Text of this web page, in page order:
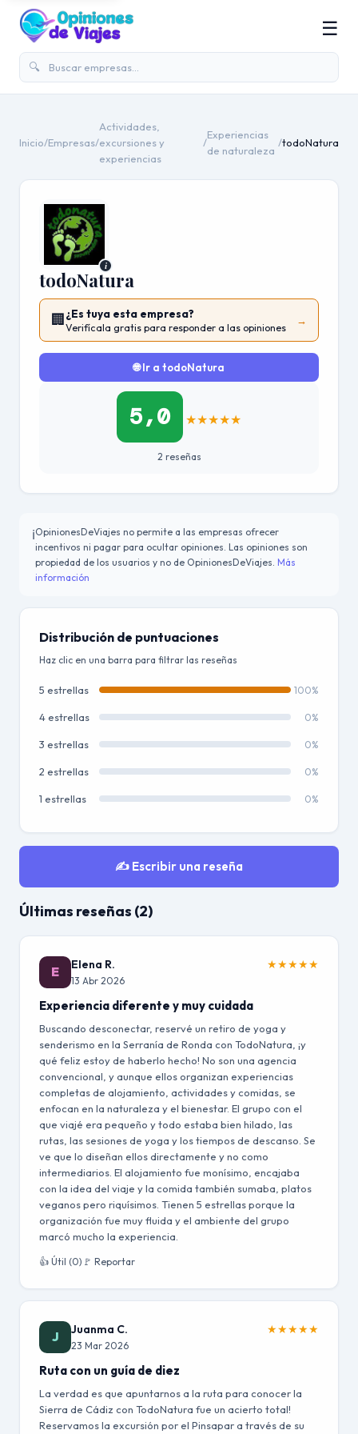
🔍
☰
Inicio/Empresas/
Actividades,
excursiones y
experiencias
/
Experiencias
de naturaleza
/todoNatura
i
todoNatura
🏢¿Es tuya esta empresa?
Verifícala gratis para responder a las opiniones
→
🌐 Ir a todoNatura
5,0 ★★★★★
2 reseñas
ℹ️OpinionesDeViajes no permite a las empresas ofrecer
incentivos ni pagar para ocultar opiniones. Las opiniones son
propiedad de los usuarios y no de OpinionesDeViajes. Más
información
Distribución de puntuaciones
Haz clic en una barra para filtrar las reseñas
5 estrellas 100%
4 estrellas 0%
3 estrellas 0%
2 estrellas 0%
1 estrellas 0%
✍️ Escribir una reseña
Últimas reseñas (2)
E Elena R.
13 Abr 2026
★★★★★
Experiencia diferente y muy cuidada
Buscando desconectar, reservé un retiro de yoga y
senderismo en la Serranía de Ronda con TodoNatura, ¡y
qué feliz estoy de haberlo hecho! No son una agencia
convencional, y aunque ellos organizan experiencias
completas de alojamiento, actividades y comidas, se
enfocan en la naturaleza y el bienestar. El grupo con el
que viajé era pequeño y todo estaba bien hilado, las
rutas, las sesiones de yoga y los tiempos de descanso. Se
ve que lo diseñan ellos directamente y no como
intermediarios. El alojamiento fue monísimo, encajaba
con la idea del viaje y la comida también sumaba, platos
veganos pero riquísimos. Tienen 5 estrellas porque la
organización fue muy fluida y el ambiente del grupo
marcó mucho la experiencia.
👍 Útil (0) 🚩 Reportar
J Juanma C.
23 Mar 2026
★★★★★
Ruta con un guía de diez
La verdad es que apuntarnos a la ruta para conocer la
Sierra de Cádiz con TodoNatura fue un acierto total!
Reservamos la excursión por el Pinsapar a través de su